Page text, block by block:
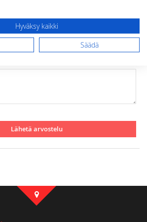
Lähetä arvostelu
Hyväksy kaikki
Säädä